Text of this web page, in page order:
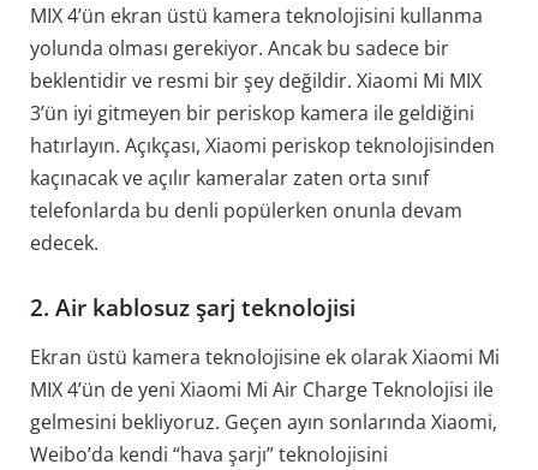
MIX 4’ün ekran üstü kamera teknolojisini kullanma
yolunda olması gerekiyor. Ancak bu sadece bir
beklentidir ve resmi bir şey değildir. Xiaomi Mi MIX
3’ün iyi gitmeyen bir periskop kamera ile geldiğini
hatırlayın. Açıkçası, Xiaomi periskop teknolojisinden
kaçınacak ve açılır kameralar zaten orta sınıf
telefonlarda bu denli popülerken onunla devam
edecek.
2. Air kablosuz şarj teknolojisi
Ekran üstü kamera teknolojisine ek olarak Xiaomi Mi
MIX 4’ün de yeni Xiaomi Mi Air Charge Teknolojisi ile
gelmesini bekliyoruz. Geçen ayın sonlarında Xiaomi,
Weibo’da kendi “hava şarjı” teknolojisini